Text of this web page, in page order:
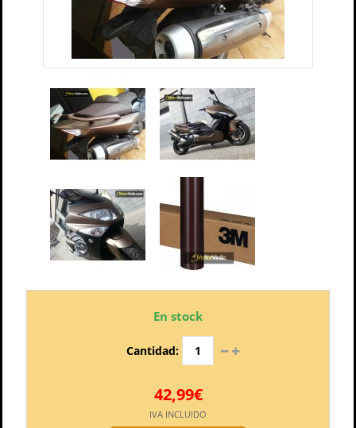
En stock
Cantidad:
42,99€
IVA INCLUIDO